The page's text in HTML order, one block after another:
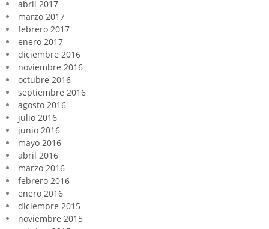
abril 2017
marzo 2017
febrero 2017
enero 2017
diciembre 2016
noviembre 2016
octubre 2016
septiembre 2016
agosto 2016
julio 2016
junio 2016
mayo 2016
abril 2016
marzo 2016
febrero 2016
enero 2016
diciembre 2015
noviembre 2015